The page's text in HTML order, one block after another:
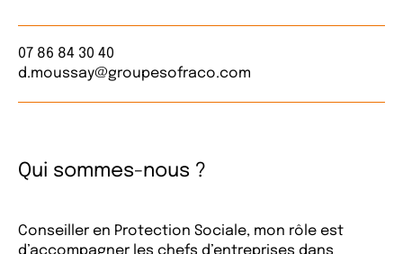
07 86 84 30 40
d.moussay@groupesofraco.com
Qui sommes-nous ?
Conseiller en Protection Sociale, mon rôle est
d’accompagner les chefs d’entreprises dans